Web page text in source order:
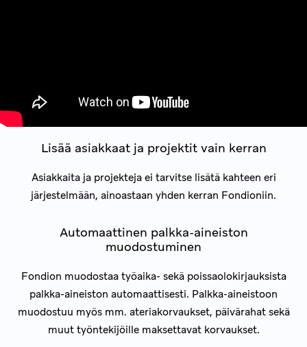
Lisää asiakkaat ja projektit vain kerran
Asiakkaita ja projekteja ei tarvitse lisätä kahteen eri
järjestelmään, ainoastaan yhden kerran Fondioniin.
Automaattinen palkka-aineiston
muodostuminen
Fondion muodostaa työaika- sekä poissaolokirjauksista
palkka-aineiston automaattisesti. Palkka-aineistoon
muodostuu myös mm. ateriakorvaukset, päivärahat sekä
muut työntekijöille maksettavat korvaukset.